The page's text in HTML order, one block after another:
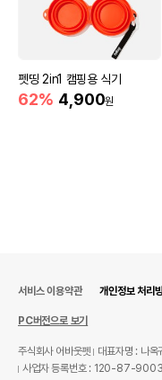
펫띵 2in1 캠핑용 식기
62% 4,900원
서비스 이용약관 개인정보 처리
PC버전으로 보기
주식회사 어바웃펫
대표자명 : 나옥
사업자 등록번호 : 120-87-